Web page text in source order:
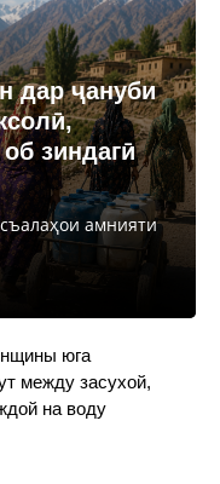
дар ҷануби
зиндагӣ
амнияти
юга
между засухой,
на воду